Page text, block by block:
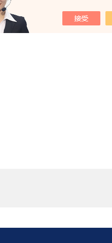
整治进展偏慢，全国工业集聚